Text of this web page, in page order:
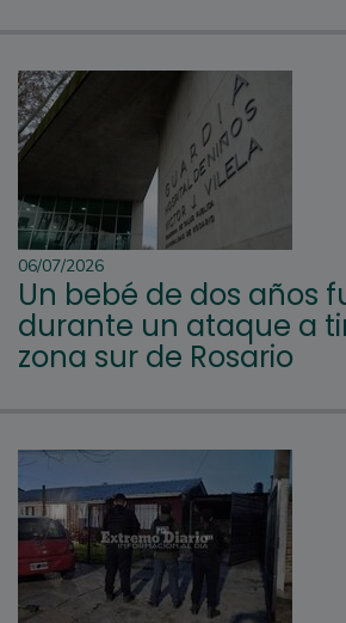
06/07/2026
Un bebé de dos años
durante un ataque a
zona sur de Rosario